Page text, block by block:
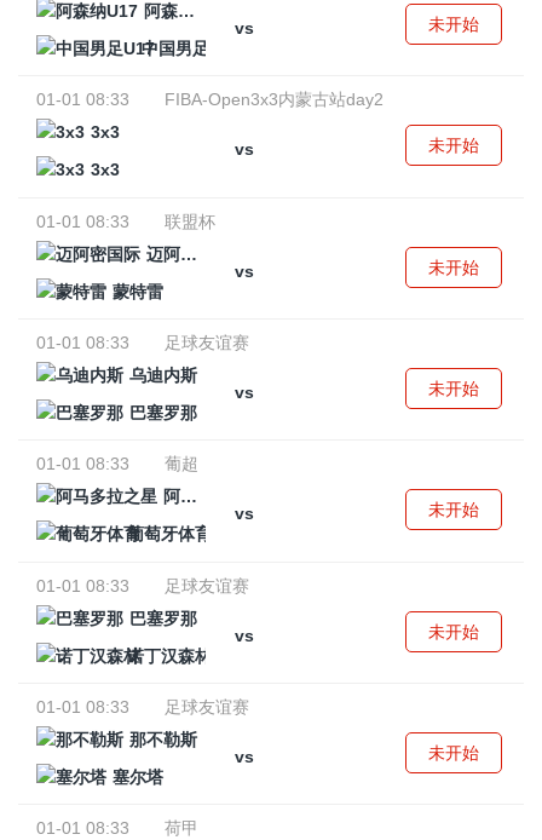
阿森纳U17
vs
中国男足U17
未开始
01-01 08:33
FIBA-Open3x3内蒙古站day2
3x3
vs
3x3
未开始
01-01 08:33
联盟杯
迈阿密国际
vs
蒙特雷
未开始
01-01 08:33
足球友谊赛
乌迪内斯
vs
巴塞罗那
未开始
01-01 08:33
葡超
阿马多拉之星
vs
葡萄牙体育
未开始
01-01 08:33
足球友谊赛
巴塞罗那
vs
诺丁汉森林
未开始
01-01 08:33
足球友谊赛
那不勒斯
vs
塞尔塔
未开始
01-01 08:33
荷甲